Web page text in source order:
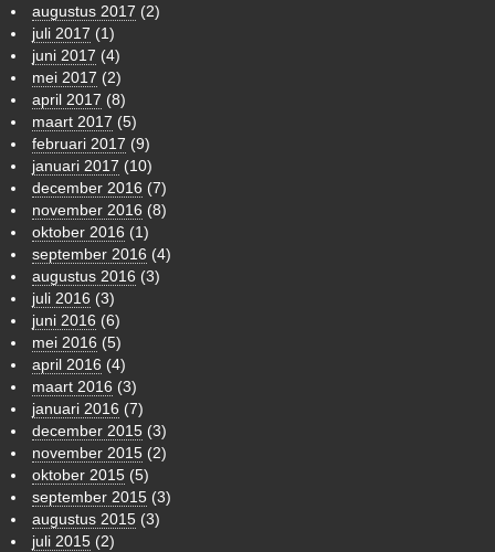
augustus 2017 (2)
juli 2017 (1)
juni 2017 (4)
mei 2017 (2)
april 2017 (8)
maart 2017 (5)
februari 2017 (9)
januari 2017 (10)
december 2016 (7)
november 2016 (8)
oktober 2016 (1)
september 2016 (4)
augustus 2016 (3)
juli 2016 (3)
juni 2016 (6)
mei 2016 (5)
april 2016 (4)
maart 2016 (3)
januari 2016 (7)
december 2015 (3)
november 2015 (2)
oktober 2015 (5)
september 2015 (3)
augustus 2015 (3)
juli 2015 (2)